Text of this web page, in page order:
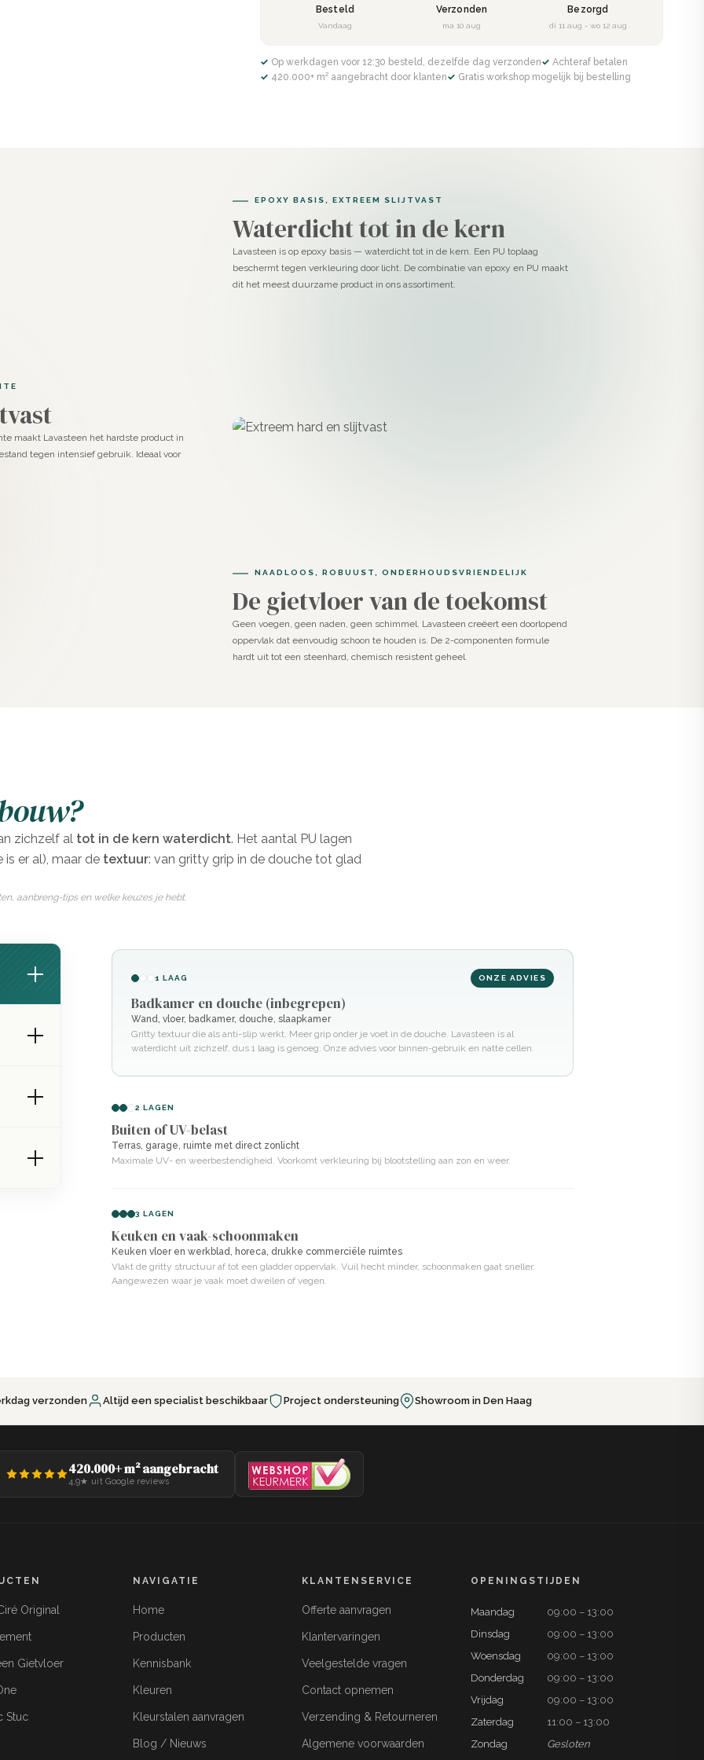
of juist expressief met
is zorgt voor een gladder
polyurethaan, waardoor het
toevoegen
en zorgen dat je aan de slag
Webshop
. Het product wordt
alleen nog het A- en B-
en waterdichtheid van
gietvloer krijgt. Het resultaat is
die lang meegaat.
Besteld
Vandaag
Verzonden
ma 10 aug
Bezorgd
di 11 aug - wo 12 aug
✓ Op werkdagen voor 12:30 besteld, dezelfde dag verzonden
✓ Achteraf betalen
✓ 420.000+ m² aangebracht door klanten
✓ Gratis workshop mogelijk bij bestelling
EPOXY BASIS, EXTREEM SLIJTVAST
Waterdicht tot in de kern
Lavasteen is op epoxy basis — waterdicht tot in de kern. Een PU toplaag
beschermt tegen verkleuring door licht. De combinatie van epoxy en PU maakt
dit het meest duurzame product in ons assortiment.
maakt Lavasteen het hardste product in
tegen intensief gebruik. Ideaal voor
NAADLOOS, ROBUUST, ONDERHOUDSVRIENDELIJK
De gietvloer van de toekomst
Geen voegen, geen naden, geen schimmel. Lavasteen creëert een doorlopend
oppervlak dat eenvoudig schoon te houden is. De 2-componenten formule
hardt uit tot een steenhard, chemisch resistent geheel.
zichzelf al tot in de kern waterdicht. Het aantal PU lagen
er al), maar de textuur: van gritty grip in de douche tot glad
aanbreng-tips en welke keuzes je hebt.
1 LAAG ONZE ADVIES
Badkamer en douche (inbegrepen)
Wand, vloer, badkamer, douche, slaapkamer
Gritty textuur die als anti-slip werkt. Meer grip onder je voet in de douche. Lavasteen is al
waterdicht uit zichzelf, dus 1 laag is genoeg. Onze advies voor binnen-gebruik en natte cellen.
2 LAGEN
Buiten of UV-belast
Terras, garage, ruimte met direct zonlicht
Maximale UV- en weerbestendigheid. Voorkomt verkleuring bij blootstelling aan zon en weer.
3 LAGEN
Keuken en vaak-schoonmaken
Keuken vloer en werkblad, horeca, drukke commerciële ruimtes
Vlakt de gritty structuur af tot een gladder oppervlak. Vuil hecht minder, schoonmaken gaat sneller.
Aangewezen waar je vaak moet dweilen of vegen.
verzonden Altijd een specialist beschikbaar Project ondersteuning Showroom in Den Haag
420.000+ m² aangebracht
4,9★ uit Google reviews
Original
Gietvloer
Stuc
NAVIGATIE
Home
Producten
Kennisbank
Kleuren
Kleurstalen aanvragen
Blog / Nieuws
KLANTENSERVICE
Offerte aanvragen
Klantervaringen
Veelgestelde vragen
Contact opnemen
Verzending & Retourneren
Algemene voorwaarden
OPENINGSTIJDEN
Maandag
09:00 – 13:00
Dinsdag
09:00 – 13:00
Woensdag
09:00 – 13:00
Donderdag
09:00 – 13:00
Vrijdag
09:00 – 13:00
Zaterdag
11:00 – 13:00
Zondag
Gesloten